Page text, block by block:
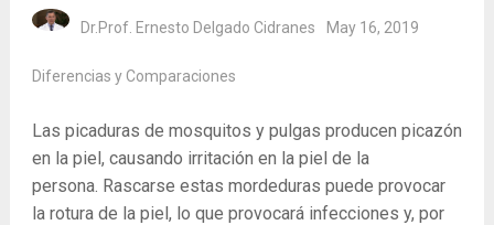
Dr.Prof. Ernesto Delgado Cidranes May 16, 2019
Diferencias y Comparaciones
Las picaduras de mosquitos y pulgas producen picazón
en la piel, causando irritación en la piel de la
persona. Rascarse estas mordeduras puede provocar
la rotura de la piel, lo que provocará infecciones y, por